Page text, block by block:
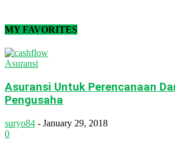
MY FAVORITES
Asuransi
Asuransi Untuk Perencanaan
Pengusaha
suryo84 - January 29, 2018
0